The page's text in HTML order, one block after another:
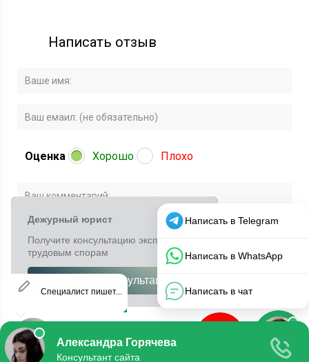
Написать отзыв
Оценка Хорошо Плохо